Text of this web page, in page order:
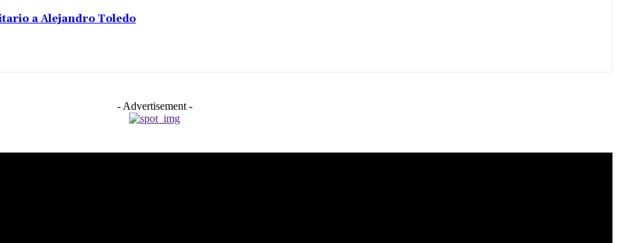
a Alejandro Toledo
- Advertisement -